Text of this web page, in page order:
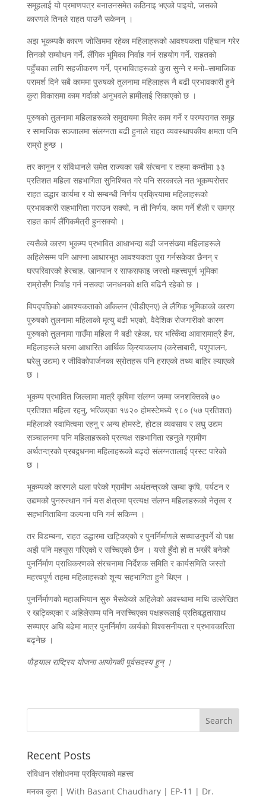
समूहलाई यो प्रमाणपत्र बनाउनसमेत कठिनाइ भएको पाइयो, जसको
कारणले तिनले राहत पाउनै सकेनन् ।
अझ भूकम्पकै कारण जोखिममा रहेका महिलाहरूको आवश्यकता पहिचान गरेर
तिनको सम्बोधन गर्ने, लैंगिक भूमिका निर्वाह गर्न सहयोग गर्ने, राहतको
पहुँचका लागि सहजीकरण गर्ने, प्रभावितहरूको कुरा सुन्ने र मनो–सामाजिक
परामर्श दिने सबै काममा पुरुषको तुलनामा महिलाहरू नै बढी प्रभावकारी हुने
कुरा विकासमा काम गर्दाको अनुभवले हामीलाई सिकाएको छ ।
पुरुषको तुलनामा महिलाहरूको समुदायमा मिलेर काम गर्ने र परम्परागत समूह
र सामाजिक सञ्जालमा संलग्नता बढी हुनाले राहत व्यवस्थापकीय क्षमता पनि
राम्रो हुन्छ ।
तर कानुन र संविधानले समेत राज्यका सबै संरचना र तहमा कम्तीमा ३३
प्रतिशत महिला सहभागिता सुनिश्चित गरे पनि सरकारले नत भूकम्परोत्तर
राहत उद्धार कार्यमा र यो सम्बन्धी निर्णय प्रक्रियामा महिलाहरूको
प्रभावकारी सहभागिता गराउन सक्यो, न ती निर्णय, काम गर्ने शैली र समग्र
राहत कार्य लैंगिकमैत्री हुनसक्यो ।
त्यसैको कारण भूकम्प प्रभावित आधाभन्दा बढी जनसंख्या महिलाहरूले
अहिलेसम्म पनि आफ्ना आधारभूत आवश्यकता पुरा गर्नसकेका छैनन् र
घरपरिवारको हेरचाह, खानपान र साफसफाइ जस्तो महत्त्वपूर्ण भूमिका
राम्रोसँग निर्वाह गर्न नसक्दा जनधनको क्षति बढिनै रहेको छ ।
विपद्पछिको आवश्यकताको आँकलन (पीडीएनए) ले लैंगिक भूमिकाको कारण
पुरुषको तुलनामा महिलाको मृत्यु बढी भएको, वैदेशिक रोजगारीको कारण
पुरुषको तुलनामा गाउंँमा महिला नै बढी रहेका, घर भत्किँदा आवासमात्रै हैन,
महिलाहरूले घरमा आधारित आर्थिक क्रियाकलाप (करेसाबारी, पशुपालन,
घरेलु उद्यम) र जीविकोपार्जनका स्रोतहरू पनि हराएको तथ्य बाहिर ल्याएको
छ ।
भूकम्प प्रभावित जिल्लामा मात्रै कृषिमा संलग्न जम्मा जनशक्तिको ७०
प्रतिशत महिला रहनु, भत्किएका १७२० होमस्टेमध्ये ९८० (५७ प्रतिशत)
महिलाको स्वामित्वमा रहनु र अन्य होमस्टे, होटल व्यवसाय र लघु उद्यम
सञ्चालनमा पनि महिलाहरूको प्रत्यक्ष सहभागिता रहनुले ग्रामीण
अर्थतन्त्रको प्रबद्र्धनमा महिलाहरूको बढ्दो संलग्नतालाई प्रस्ट पारेको
छ ।
भूकम्पको कारणले थला परेको ग्रामीण अर्थतन्त्रको खम्बा कृषि, पर्यटन र
उद्यमको पुनरुत्थान गर्न यस क्षेत्रमा प्रत्यक्ष संलग्न महिलाहरूको नेतृत्व र
सहभागिताबिना कल्पना पनि गर्न सकिन्न ।
तर विडम्बना, राहत उद्धारमा खट्किएको र पुनर्निर्माणले सच्याउनुपर्ने यो पक्ष
अझै पनि महसुस गरिएको र सच्चिएको छैन । यसो हुँदो हो त भर्खरै बनेको
पुनर्निर्माण प्राधिकरणको संरचनामा निर्देशक समिति र कार्यसमिति जस्तो
महत्त्वपूर्ण तहमा महिलाहरूको शून्य सहभागिता हुने थिएन ।
पुनर्निर्माणको महाअभियान सुरु भैसकेको अहिलेको अवस्थामा माथि उल्लेखित
र खट्किएका र अहिलेसम्म पनि नसच्चिएका पक्षहरूलाई प्रतिबद्धतासाथ
सच्याएर अघि बढेमा मात्र पुनर्निर्माण कार्यको विश्वसनीयता र प्रभावकारिता
बढ्नेछ ।
पौड्याल राष्ट्रिय योजना आयोगकी पूर्वसदस्य हुन् ।
Recent Posts
संविधान संशोधनमा प्रक्रियाको महत्त्व
मनका कुरा | With Basant Chaudhary | EP-11 | Dr.